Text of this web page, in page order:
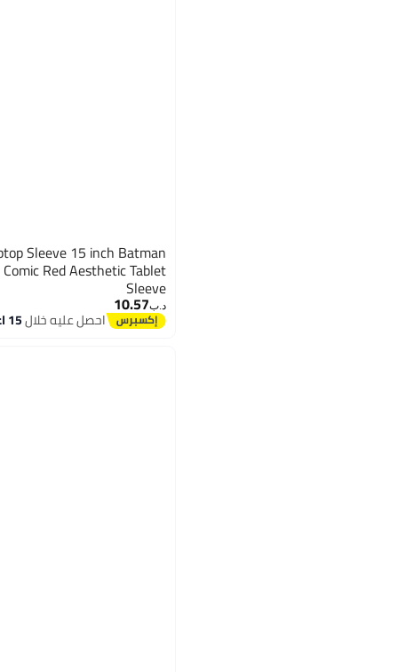
Sleeve 15 inch Batman
Red Aesthetic Tablet
Sleeve
د.ب‏10.57
احصل عليه خلال15 اغسطس